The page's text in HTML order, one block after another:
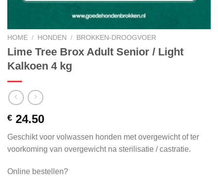
HOME / HONDEN / BROKKEN-DROOGVOER
Lime Tree Brox Adult Senior / Light
Kalkoen 4 kg
€ 24.50
Geschikt voor volwassen honden met overgewicht of ter
voorkoming van overgewicht na sterilisatie / castratie.
Online bestellen?